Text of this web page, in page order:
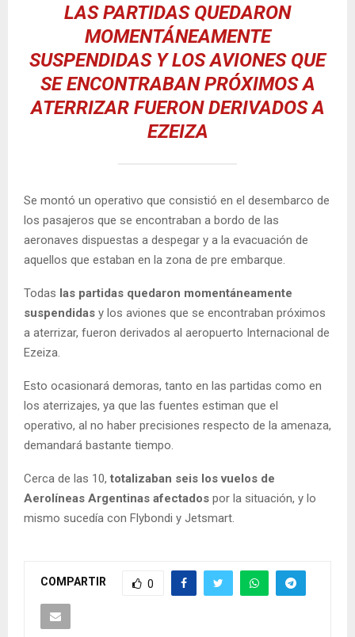
LAS PARTIDAS QUEDARON
MOMENTÁNEAMENTE
SUSPENDIDAS Y LOS AVIONES QUE
SE ENCONTRABAN PRÓXIMOS A
ATERRIZAR FUERON DERIVADOS A
EZEIZA
Se montó un operativo que consistió en el desembarco de
los pasajeros que se encontraban a bordo de las
aeronaves dispuestas a despegar y a la evacuación de
aquellos que estaban en la zona de pre embarque.
Todas las partidas quedaron momentáneamente
suspendidas y los aviones que se encontraban próximos
a aterrizar, fueron derivados al aeropuerto Internacional de
Ezeiza.
Esto ocasionará demoras, tanto en las partidas como en
los aterrizajes, ya que las fuentes estiman que el
operativo, al no haber precisiones respecto de la amenaza,
demandará bastante tiempo.
Cerca de las 10, totalizaban seis los vuelos de
Aerolíneas Argentinas afectados por la situación, y lo
mismo sucedía con Flybondi y Jetsmart.
COMPARTIR 0